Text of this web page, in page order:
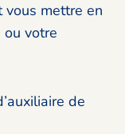
vous mettre en
votre
de